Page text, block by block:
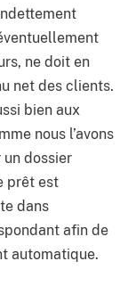
ne doit en
net des clients.
bien aux
nous l’avons
dossier
prêt est
dans
afin de
automatique.